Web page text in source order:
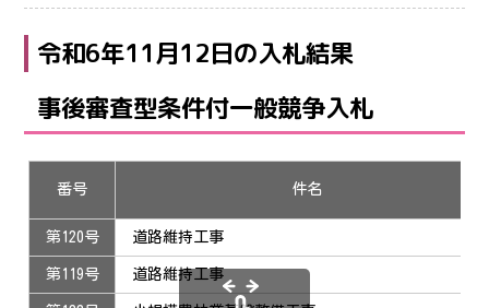
令和6年11月12日の入札結果
事後審査型条件付一般競争入札
番号 件名
第120号 道路維持工事
第119号 道路維持工事